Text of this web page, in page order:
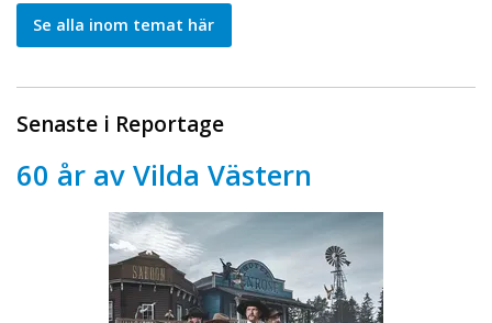
Se alla inom temat här
Senaste i Reportage
60 år av Vilda Västern